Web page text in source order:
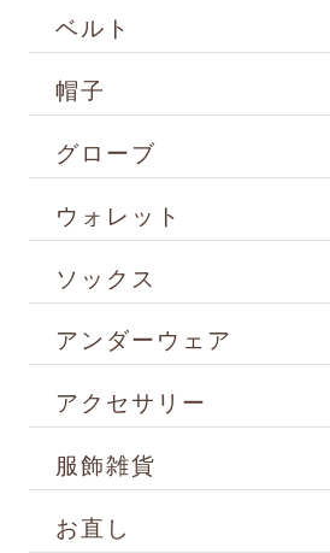
ベルト
帽子
グローブ
ウォレット
ソックス
アンダーウェア
アクセサリー
服飾雑貨
お直し